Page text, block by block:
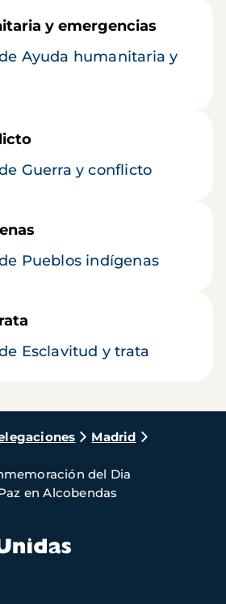
y emergencias
Ayuda humanitaria y
Guerra y conflicto
Pueblos indígenas
Esclavitud y trata
Madrid
del Dia
en Alcobendas